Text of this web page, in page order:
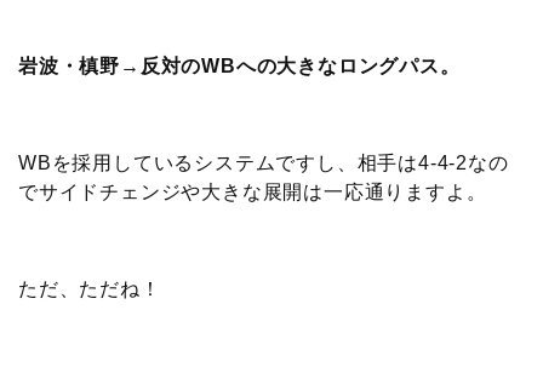
岩波・槙野→反対のWBへの大きなロングパス。
WBを採用しているシステムですし、相手は4-4-2なの
でサイドチェンジや大きな展開は一応通りますよ。
ただ、ただね！